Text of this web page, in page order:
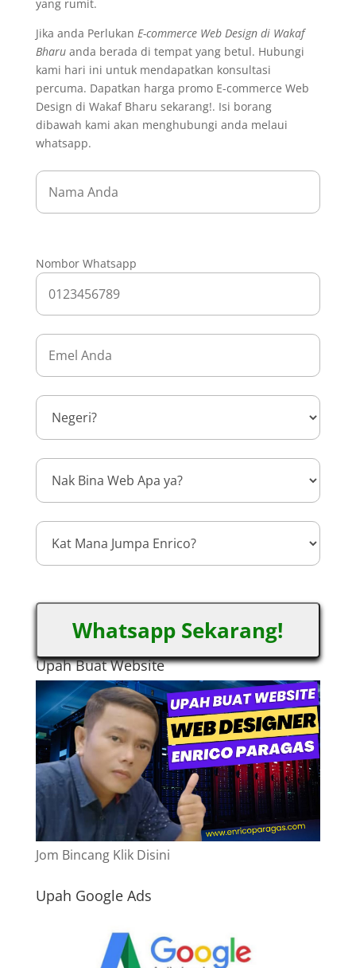
yang rumit.
Jika anda Perlukan E-commerce Web Design di Wakaf
Bharuanda berada di tempat yang betul. Hubungi
kami hari ini untuk mendapatkan konsultasi
percuma. Dapatkan harga promo E-commerce Web
Design di Wakaf Bharu sekarang!. Isi borang
dibawah kami akan menghubungi anda melaui
whatsapp.
Nombor Whatsapp
Whatsapp Sekarang!
Upah Buat Website
Jom Bincang Klik Disini
Upah Google Ads